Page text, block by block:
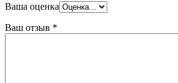
Ваша оценка
Ваш отзыв *